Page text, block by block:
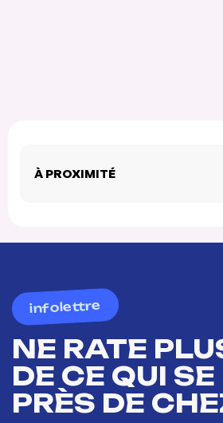
À PROXIMITÉ
infolettre
NE RATE
DE CE QUI
PRÈS DE